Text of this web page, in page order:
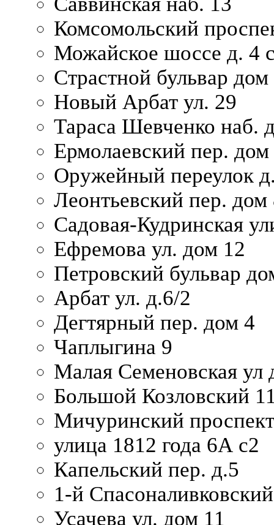
Комсомольский
Можайское шоссе д. 4
Страстной бульвар дом
Новый Арбат ул. 29
Тараса Шевченко наб.
Ермолаевский пер. дом
Оружейный переулок
Леонтьевский пер. дом
Садовая-Кудринская
Ефремова ул. дом 12
Петровский бульвар
Арбат ул. д.6/2
Дегтярный пер. дом 4
Чаплыгина 9
Малая Семеновская ул
Большой Козловский
Мичуринский
улица 1812 года 6А с2
Капельский пер. д.5
1-й
Усачева ул. дом 11